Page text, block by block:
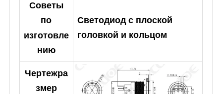
Советы
по
изготовле
нию
Светодиод с плоской
головкой и кольцом
Чертежра
змер